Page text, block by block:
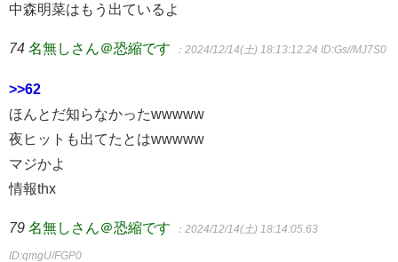
中森明菜はもう出ているよ
74 名無しさん＠恐縮です ：2024/12/14(土) 18:13:12.24 ID:Gs//MJ7S0
>>62
ほんとだ知らなかったwwwww
夜ヒットも出てたとはwwwww
マジかよ
情報thx
79 名無しさん＠恐縮です ：2024/12/14(土) 18:14:05.63
ID:qmgU/FGP0